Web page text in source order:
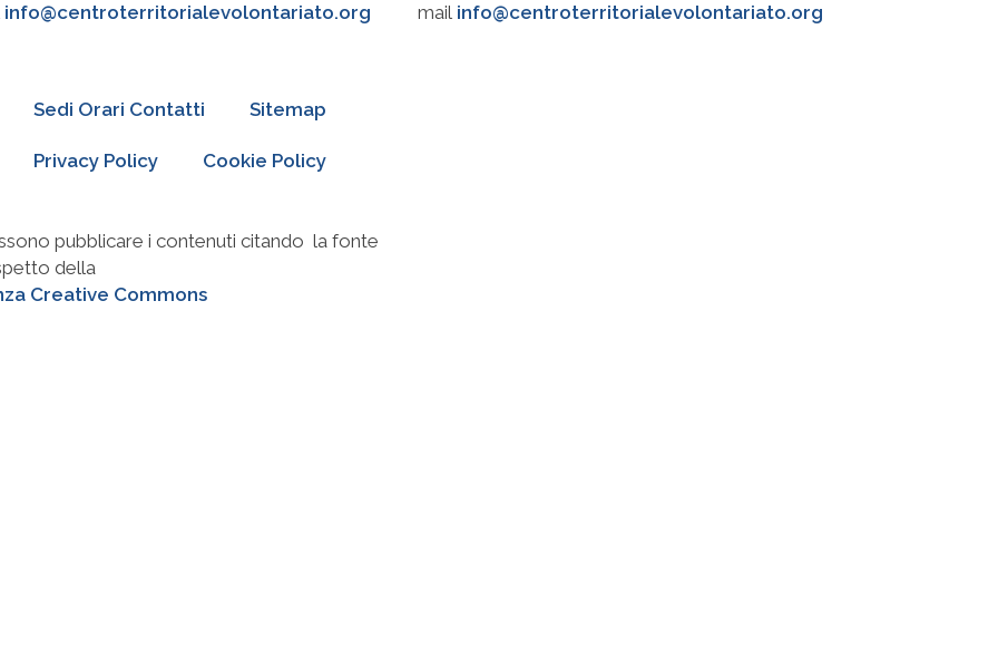
info@centroterritorialevolontariato.org
mail info@centroterritorialevolontariato.org
Sedi Orari Contatti Sitemap
Privacy Policy Cookie Policy
pubblicare i contenuti citando la fonte
della
Creative Commons